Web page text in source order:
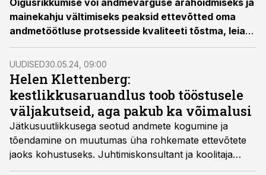
Õigusrikkumise või andmevarguse ärahoidmiseks ja
mainekahju vältimiseks peaksid ettevõtted oma
andmetöötluse protsesside kvaliteeti tõstma, leiab
Äripäeva Akadeemia koolitaja ja protsessijuhtimise
ekspert Helen Klettenberg.
UUDISED30.05.24, 09:00
Helen Klettenberg:
kestlikkusaruandlus toob tööstusele
väljakutseid, aga pakub ka võimalusi
Jätkusuutlikkusega seotud andmete kogumine ja
tõendamine on muutumas üha rohkemate ettevõtete
jaoks kohustuseks. Juhtimiskonsultant ja koolitaja
Helen Klettenberg tutvustab ESG põhimõtteid ja jagab